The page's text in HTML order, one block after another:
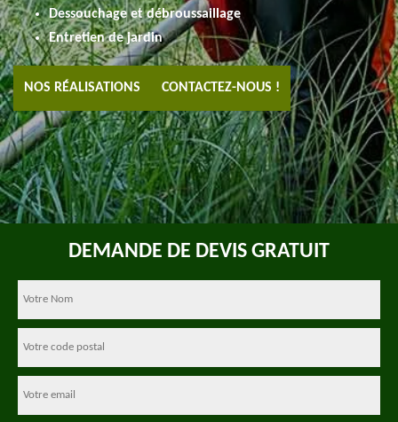
Dessouchage et débroussaillage
Entretien de jardin
NOS RÉALISATIONS CONTACTEZ-NOUS !
DEMANDE DE DEVIS GRATUIT